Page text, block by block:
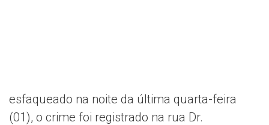
esfaqueado na noite da última quarta-feira
(01), o crime foi registrado na rua Dr.